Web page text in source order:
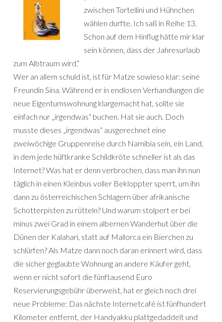
zwischen Tortellini und Hühnchen
wählen durfte. Ich saß in Reihe 13.
Schon auf dem Hinflug hätte mir klar
sein können, dass der Jahresurlaub
zum Albtraum wird.“
Wer an allem schuld ist, ist für Matze sowieso klar: seine
Freundin Sina. Während er in endlosen Verhandlungen die
neue Eigentumswohnung klargemacht hat, sollte sie
einfach nur „irgendwas“ buchen. Hat sie auch. Doch
musste dieses „irgendwas“ ausgerechnet eine
zweiwöchige Gruppenreise durch Namibia sein, ein Land,
in dem jede hüftkranke Schildkröte schneller ist als das
Internet? Was hat er denn verbrochen, dass man ihn nun
täglich in einen Kleinbus voller Bekloppter sperrt, um ihn
dann zu österreichischen Schlagern über afrikanische
Schotterpisten zu rütteln? Und warum stolpert er bei
minus zwei Grad in einem albernen Wanderhut über die
Dünen der Kalahari, statt auf Mallorca ein Bierchen zu
schlürfen? Als Matze dann noch daran erinnert wird, dass
die sicher geglaubte Wohnung an andere Käufer geht,
wenn er nicht sofort die fünftausend Euro
Reservierungsgebühr überweist, hat er gleich noch drei
neue Probleme: Das nächste Internetcafé ist fünfhundert
Kilometer entfernt, der Handyakku plattgedaddelt und